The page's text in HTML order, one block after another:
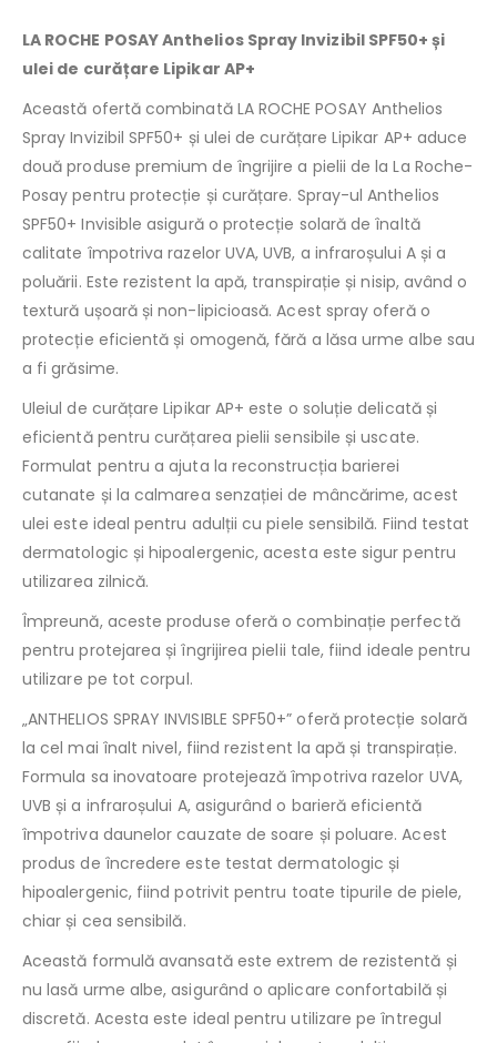
LA ROCHE POSAY Anthelios Spray Invizibil SPF50+ și
ulei de curățare Lipikar AP+
Această ofertă combinată LA ROCHE POSAY Anthelios
Spray Invizibil SPF50+ și ulei de curățare Lipikar AP+ aduce
două produse premium de îngrijire a pielii de la La Roche-
Posay pentru protecție și curățare. Spray-ul Anthelios
SPF50+ Invisible asigură o protecție solară de înaltă
calitate împotriva razelor UVA, UVB, a infraroșului A și a
poluării. Este rezistent la apă, transpirație și nisip, având o
textură ușoară și non-lipicioasă. Acest spray oferă o
protecție eficientă și omogenă, fără a lăsa urme albe sau
a fi grăsime.
Uleiul de curățare Lipikar AP+ este o soluție delicată și
eficientă pentru curățarea pielii sensibile și uscate.
Formulat pentru a ajuta la reconstrucția barierei
cutanate și la calmarea senzației de mâncărime, acest
ulei este ideal pentru adulții cu piele sensibilă. Fiind testat
dermatologic și hipoalergenic, acesta este sigur pentru
utilizarea zilnică.
Împreună, aceste produse oferă o combinație perfectă
pentru protejarea și îngrijirea pielii tale, fiind ideale pentru
utilizare pe tot corpul.
„ANTHELIOS SPRAY INVISIBLE SPF50+” oferă protecție solară
la cel mai înalt nivel, fiind rezistent la apă și transpirație.
Formula sa inovatoare protejează împotriva razelor UVA,
UVB și a infraroșului A, asigurând o barieră eficientă
împotriva daunelor cauzate de soare și poluare. Acest
produs de încredere este testat dermatologic și
hipoalergenic, fiind potrivit pentru toate tipurile de piele,
chiar și cea sensibilă.
Această formulă avansată este extrem de rezistentă și
nu lasă urme albe, asigurând o aplicare confortabilă și
discretă. Acesta este ideal pentru utilizare pe întregul